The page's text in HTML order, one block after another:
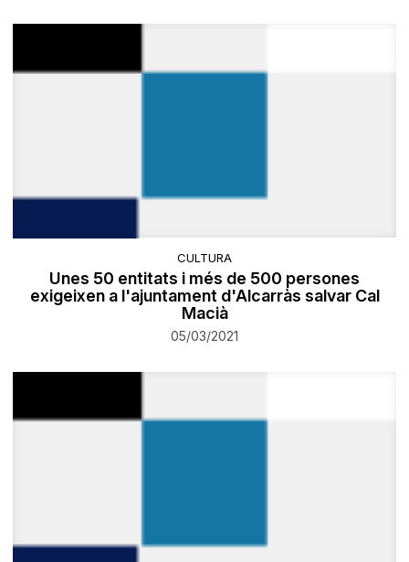
CULTURA
Unes 50 entitats i més de 500 persones
exigeixen a l'ajuntament d'Alcarràs salvar Cal
Macià
05/03/2021